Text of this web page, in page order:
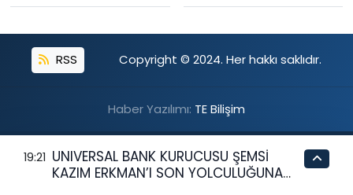
RSS Copyright © 2024. Her hakkı saklıdır.
Haber Yazılımı: TE Bilişim
19:21 UNIVERSAL BANK KURUCUSU ŞEMSİ
KAZIM ERKMAN’I SON YOLCULUĞUNA